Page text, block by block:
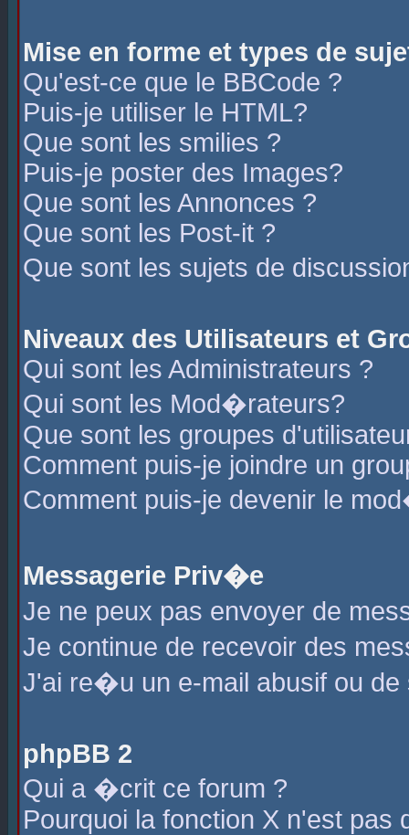
Mise en forme et types de
Qu'est-ce que le BBCode ?
Puis-je utiliser le HTML?
Que sont les smilies ?
Puis-je poster des Images?
Que sont les Annonces ?
Que sont les Post-it ?
Que sont les sujets de
Niveaux des Utilisateurs et
Qui sont les Administrateurs ?
Qui sont les Mod�rateurs?
Que sont les groupes
Comment puis-je joindre un
Comment puis-je devenir le
Messagerie Priv�e
Je ne peux pas envoyer de
Je continue de recevoir des
J'ai re�u un e-mail abusif ou de
phpBB 2
Qui a �crit ce forum ?
Pourquoi la fonction X n'est pas